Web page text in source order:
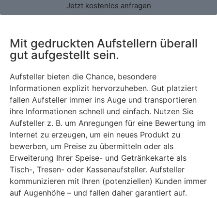
Jetzt kostenlos anfragen
Mit gedruckten Aufstellern überall
gut aufgestellt sein.
Aufsteller bieten die Chance, besondere
Informationen explizit hervorzuheben. Gut platziert
fallen Aufsteller immer ins Auge und transportieren
ihre Informationen schnell und einfach. Nutzen Sie
Aufsteller z. B. um Anregungen für eine Bewertung im
Internet zu erzeugen, um ein neues Produkt zu
bewerben, um Preise zu übermitteln oder als
Erweiterung Ihrer Speise- und Getränkekarte als
Tisch-, Tresen- oder Kassenaufsteller. Aufsteller
kommunizieren mit Ihren (potenziellen) Kunden immer
auf Augenhöhe – und fallen daher garantiert auf.